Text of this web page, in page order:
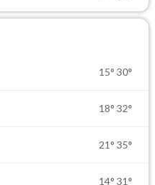
15° 30°
18° 32°
21° 35°
14° 31°